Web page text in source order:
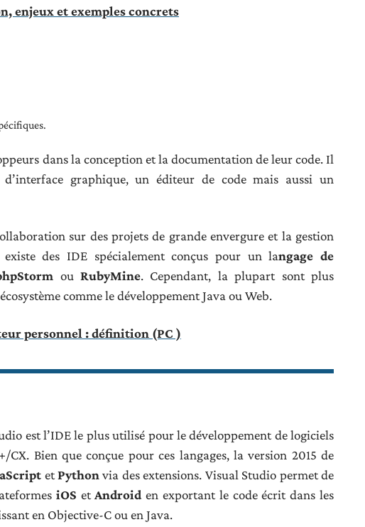
enjeux et exemples concrets
dans la conception et la documentation de leur code. Il
graphique, un éditeur de code mais aussi un
sur des projets de grande envergure et la gestion
des IDE spécialement conçus pour un langage de
ouRubyMine. Cependant, la plupart sont plus
comme le développement Java ou Web.
personnel : définition (PC )
est l’IDE le plus utilisé pour le développement de logiciels
CX. Bien que conçue pour ces langages, la version 2015 de
etPythonvia des extensions. Visual Studio permet de
iOS etAndroiden exportant le code écrit dans les
en Objective-C ou en Java.